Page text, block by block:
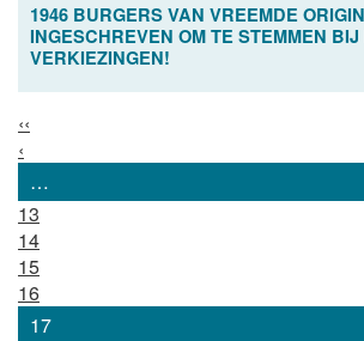
1946 BURGERS VAN VREEMDE
INGESCHREVEN OM TE STEMMEN
VERKIEZINGEN!
‹‹
‹
…
13
14
15
16
17